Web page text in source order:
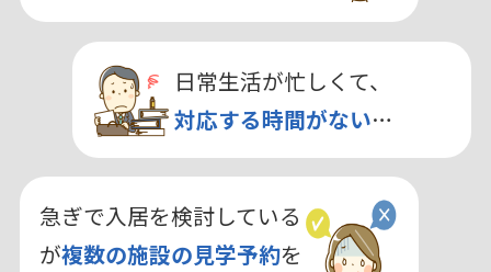
日常生活が忙しくて、
対応する時間がない…
急ぎで入居を検討している
が複数の施設の見学予約を